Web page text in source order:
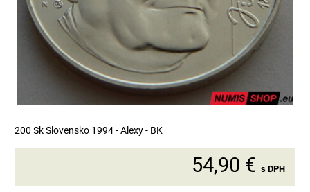
200 Sk Slovensko 1994 - Alexy - BK
54,90 € s DPH